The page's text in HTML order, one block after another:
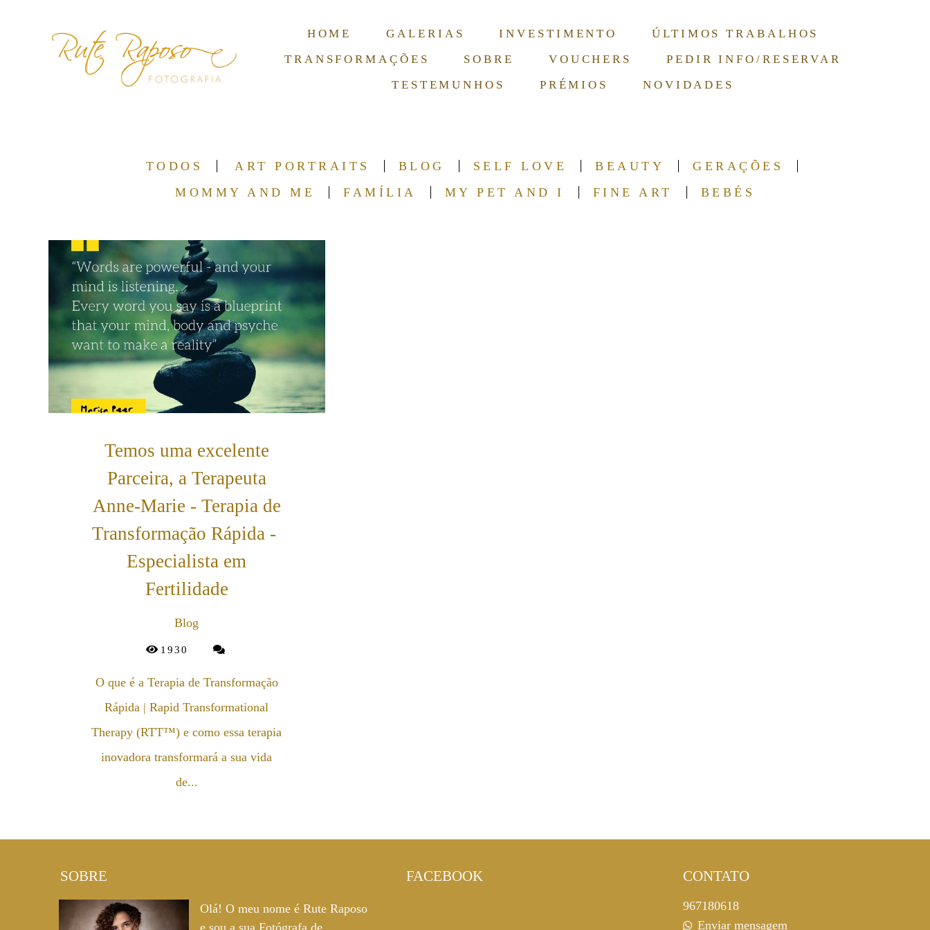
HOME GALERIAS INVESTIMENTO
ÚLTIMOS TRABALHOS
TRANSFORMAÇÕES
SOBRE VOUCHERS
PEDIR INFO/RESERVAR
TESTEMUNHOS
PRÉMIOS NOVIDADES
TODOS ART PORTRAITS BLOG SELF LOVE BEAUTY
GERAÇÕES
MOMMY AND ME
FAMÍLIA MY PET AND I FINE ART BEBÉS
Temos uma excelente
Parceira, a Terapeuta
Anne-Marie - Terapia de
Transformação Rápida -
Especialista em
Fertilidade
Blog
1930
O que é a Terapia de Transformação
Rápida | Rapid Transformational
Therapy (RTT™) e como essa terapia
inovadora transformará a sua vida
de...
SOBRE
Olá! O meu nome é Rute Raposo
e sou a sua Fotógrafa de
FACEBOOK CONTATO
967180618
Enviar mensagem